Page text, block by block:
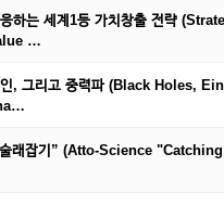
하는 세계1등 가치창출 전략
…
인, 그리고 중력파 (Black Holes,
래잡기” (Atto-Science "Catching